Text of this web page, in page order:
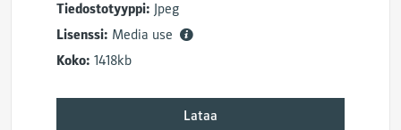
Tiedostotyyppi: Jpeg
Lisenssi: Media use
Koko: 1418kb
Lataa